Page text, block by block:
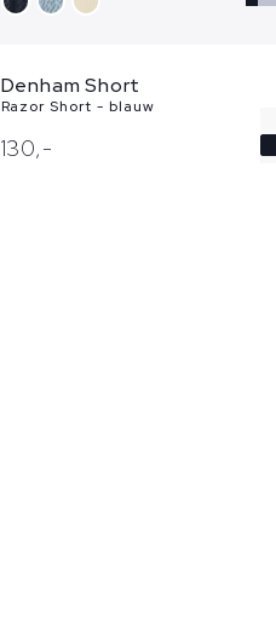
Denham Short
Razor Short - blauw
130,-